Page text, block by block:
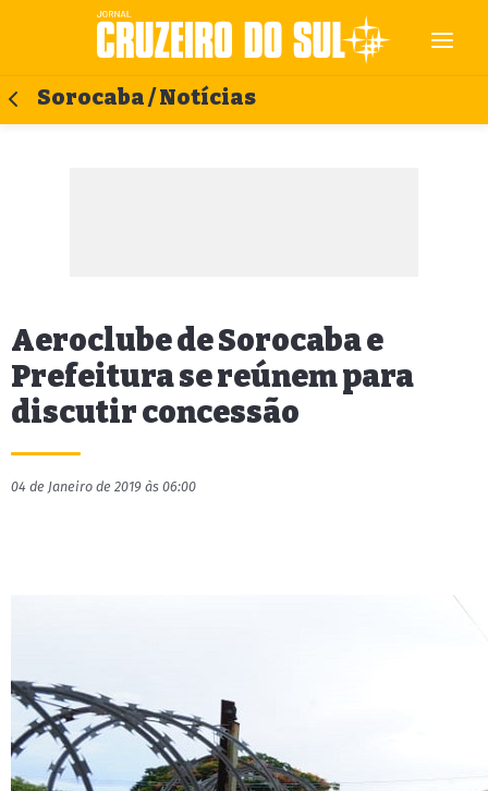
Sorocaba / Notícias
Aeroclube de Sorocaba e
Prefeitura se reúnem para
discutir concessão
04 de Janeiro de 2019 às 06:00